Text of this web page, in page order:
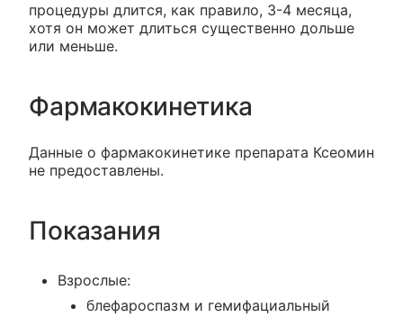
процедуры длится, как правило, 3-4 месяца,
хотя он может длиться существенно дольше
или меньше.
Фармакокинетика
Данные о фармакокинетике препарата Ксеомин
не предоставлены.
Показания
Взрослые:
блефароспазм и гемифациальный